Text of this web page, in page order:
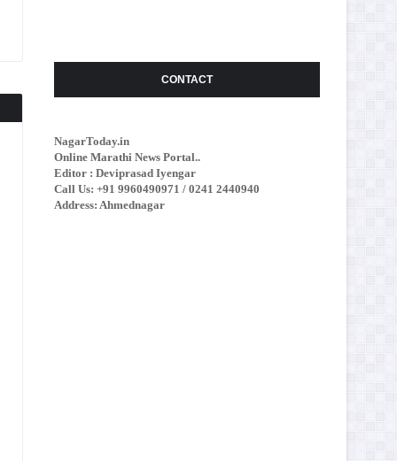
CONTACT
NagarToday.in
Online Marathi News Portal..
Editor : Deviprasad Iyengar
Call Us: +91 9960490971 / 0241 2440940
Address: Ahmednagar